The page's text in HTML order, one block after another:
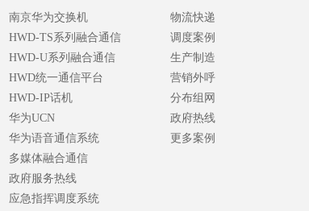
南京华为交换机
HWD-TS系列融合通信
HWD-U系列融合通信
HWD统一通信平台
HWD-IP话机
华为UCN
华为语音通信系统
多媒体融合通信
政府服务热线
应急指挥调度系统
物流快递
调度案例
生产制造
营销外呼
分布组网
政府热线
更多案例